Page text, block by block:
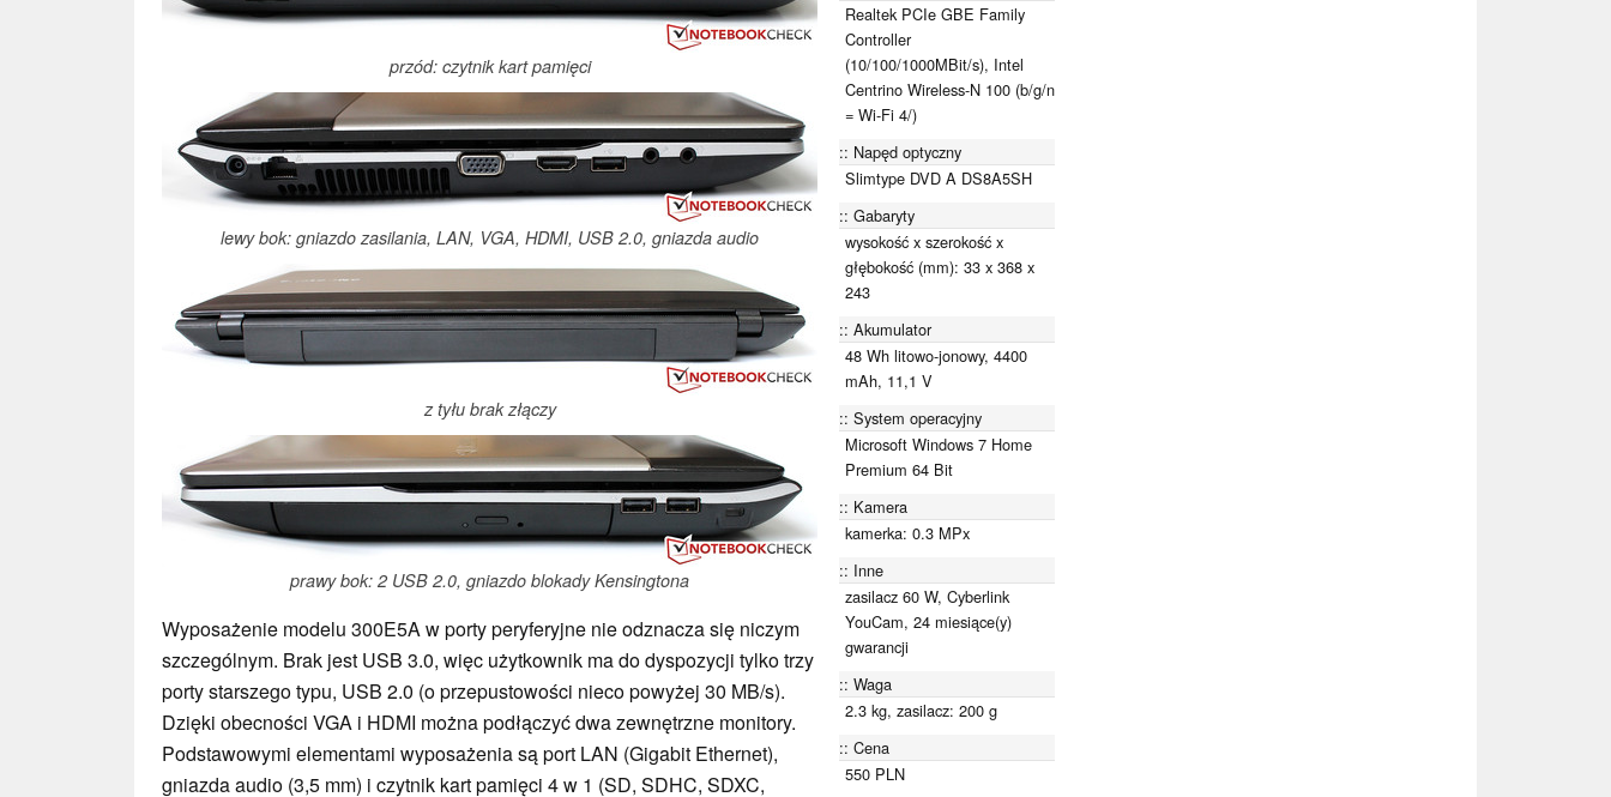
przód: czytnik kart pamięci
lewy bok: gniazdo zasilania, LAN, VGA, HDMI, USB 2.0, gniazda audio
z tyłu brak złączy
prawy bok: 2 USB 2.0, gniazdo blokady Kensingtona
Wyposażenie modelu 300E5A w porty peryferyjne nie odznacza się niczym
szczególnym. Brak jest USB 3.0, więc użytkownik ma do dyspozycji tylko trzy
porty starszego typu, USB 2.0 (o przepustowości nieco powyżej 30 MB/s).
Dzięki obecności VGA i HDMI można podłączyć dwa zewnętrzne monitory.
Podstawowymi elementami wyposażenia są port LAN (Gigabit Ethernet),
gniazda audio (3,5 mm) i czytnik kart pamięci 4 w 1 (SD, SDHC, SDXC,
Realtek PCIe GBE Family
Controller
(10/100/1000MBit/s), Intel
Centrino Wireless-N 100 (b/g/n
= Wi-Fi 4/)
Napęd optyczny
Slimtype DVD A DS8A5SH
Gabaryty
wysokość x szerokość x
głębokość (mm): 33 x 368 x
243
Akumulator
48 Wh litowo-jonowy, 4400
mAh, 11,1 V
System operacyjny
Microsoft Windows 7 Home
Premium 64 Bit
Kamera
kamerka: 0.3 MPx
Inne
zasilacz 60 W, Cyberlink
YouCam, 24 miesiące(y)
gwarancji
Waga
2.3 kg, zasilacz: 200 g
Cena
550 PLN